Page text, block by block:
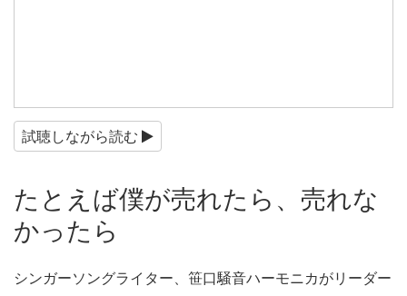
試聴しながら読む
たとえば僕が売れたら、売れな
かったら
シンガーソングライター、笹口騒音ハーモニカがリーダー